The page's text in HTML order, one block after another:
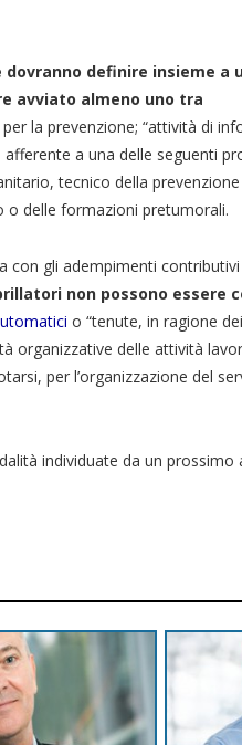
definire insieme a
avviato almeno uno tra
la prevenzione; “attività di
a una delle seguenti
tecnico della prevenzione
o delle formazioni pretumorali.
gli adempimenti
non possono essere
o “tenute, in ragione
organizzative delle attività
per l’organizzazione del
individuate da un prossimo